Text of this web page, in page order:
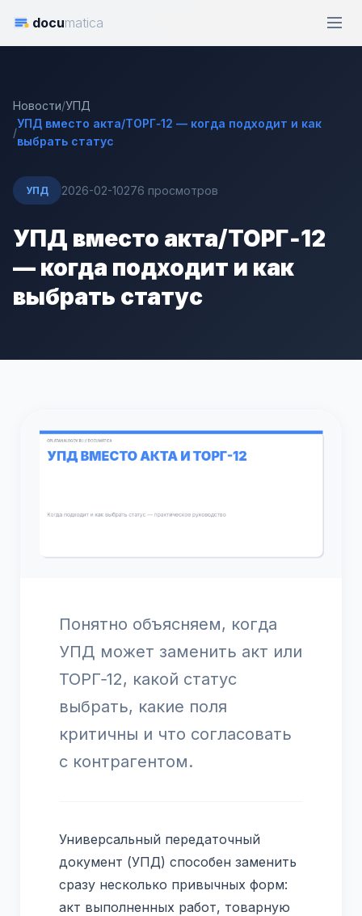
documatica
Новости/УПД
/
УПД вместо акта/ТОРГ‑12 — когда подходит и как
выбрать статус
УПД 2026-02-10276 просмотров
УПД вместо акта/ТОРГ‑12
— когда подходит и как
выбрать статус
Понятно объясняем, когда
УПД может заменить акт или
ТОРГ‑12, какой статус
выбрать, какие поля
критичны и что согласовать
с контрагентом.
Универсальный передаточный
документ (УПД) способен заменить
сразу несколько привычных форм:
акт выполненных работ, товарную